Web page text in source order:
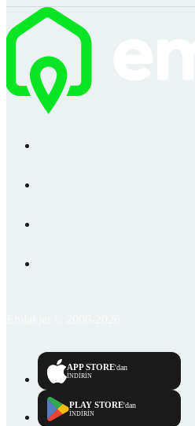
APP STORE'dan
İNDİRİN
PLAY STORE'dan
İNDİRİN